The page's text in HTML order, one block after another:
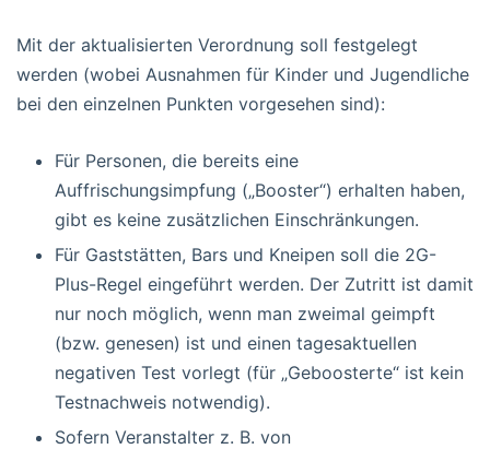
Mit der aktualisierten Verordnung soll festgelegt
werden (wobei Ausnahmen für Kinder und Jugendliche
bei den einzelnen Punkten vorgesehen sind):
Für Personen, die bereits eine
Auffrischungsimpfung („Booster“) erhalten haben,
gibt es keine zusätzlichen Einschränkungen.
Für Gaststätten, Bars und Kneipen soll die 2G-
Plus-Regel eingeführt werden. Der Zutritt ist damit
nur noch möglich, wenn man zweimal geimpft
(bzw. genesen) ist und einen tagesaktuellen
negativen Test vorlegt (für „Geboosterte“ ist kein
Testnachweis notwendig).
Sofern Veranstalter z. B. von